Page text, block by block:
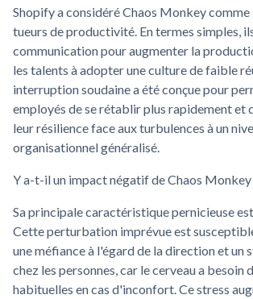
Shopify a considéré Chaos Monkey
tueurs de productivité. En termes simples,
communication pour augmenter la
les talents à adopter une culture de faible
interruption soudaine a été conçue pour
employés de se rétablir plus rapidement et
leur résilience face aux turbulences à un
organisationnel généralisé.
Y a-t-il un impact négatif de Chaos
Sa principale caractéristique pernicieuse
Cette perturbation imprévue est
une méfiance à l'égard de la direction et un
chez les personnes, car le cerveau a besoin
habituelles en cas d'inconfort. Ce stress